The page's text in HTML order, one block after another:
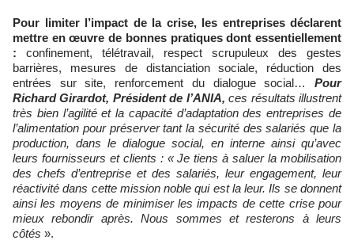
Pour limiter l’impact de la crise, les entreprises déclarent
mettre en œuvre de bonnes pratiques dont essentiellement
: confinement, télétravail, respect scrupuleux des gestes
barrières, mesures de distanciation sociale, réduction des
entrées sur site, renforcement du dialogue social…
Pour
Richard Girardot, Président de l’ANIA, ces résultats illustrent
très bien l’agilité et la capacité d’adaptation des entreprises de
l’alimentation pour préserver tant la sécurité des salariés que la
production, dans le dialogue social, en interne ainsi qu’avec
leurs fournisseurs et clients : « Je tiens à saluer la mobilisation
des chefs d’entreprise et des salariés, leur engagement, leur
réactivité dans cette mission noble qui est la leur. Ils se donnent
ainsi les moyens de minimiser les impacts de cette crise pour
mieux rebondir après. Nous sommes et resterons à leurs
côtés ».